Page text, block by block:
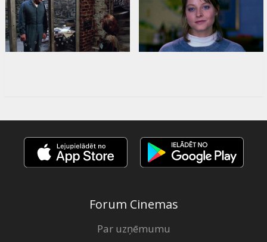
Forum Cinemas
Par uzņēmumu